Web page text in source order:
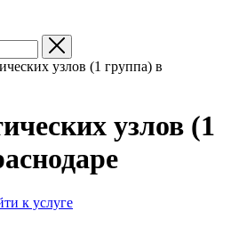
узлов (1 группа) в
узлов (1
к услуге